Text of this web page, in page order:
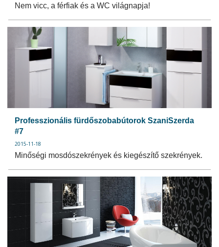
Nem vicc, a férfiak és a WC világnapja!
Professzionális fürdőszobabútorok SzaniSzerda
#7
2015-11-18
Minőségi mosdószekrények és kiegészítő szekrények.